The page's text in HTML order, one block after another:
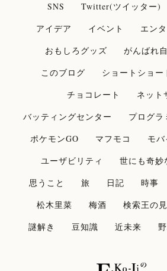
SNS
Twitter(ツイッター)
アイデア
イベント
エン
おもしろグッズ
がんばれ
このブログ
ショートショー
チョコレート
ネット
バッティングセンター
プログラ
ポケモンGO
マフモコ モ
ユーザビリティ
世にも奇妙
思うこと
旅 日記 時事
松木里菜
梅酒 検索王の
謎解き
豆知識 近未来